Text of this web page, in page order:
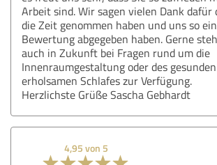
Arbeit sind. Wir sagen vielen Dank dafür
die Zeit genommen haben und uns so
Bewertung abgegeben haben. Gerne
auch in Zukunft bei Fragen rund um die
Innenraumgestaltung oder des
erholsamen Schlafes zur Verfügung.
Herzlichste Grüße Sascha Gebhardt
4,95 von 5